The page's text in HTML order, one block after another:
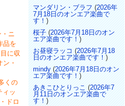
ニ
品を
に収
・
くの
ィッ
ドロ
マンダリン・ブラフ (2026年
7月18日のオンエア楽曲で
す！ )
桜子 (2026年7月18日のオン
エア楽曲です！ )
お昼寝ラッコ (2026年7月18
日のオンエア楽曲です！ )
mindy (2026年7月18日のオン
エア楽曲です！ )
あきこひとりっこ (2026年7
月11日のオンエア楽曲で
す！ )